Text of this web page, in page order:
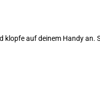
auf deinem Handy an.